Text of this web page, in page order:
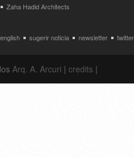
Zaha Hadid Architects
english sugerir noticia newsletter twitter
Arq. A. Arcuri | credits |